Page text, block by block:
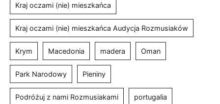
Kraj oczami (nie) mieszkańca
Kraj oczami (nie) mieszkańca Audycja Rozmusiaków
Krym Macedonia madera Oman
Park Narodowy Pieniny
Podróżuj z nami Rozmusiakami portugalia